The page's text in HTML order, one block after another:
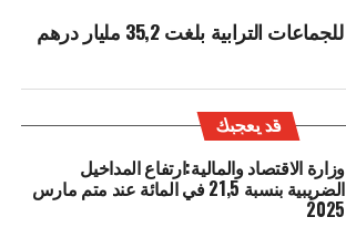
المداخيل الجبائية للجماعات الترابية بلغت 35,2 مليار درهم
قد يعجبك
وزارة الاقتصاد والمالية:ارتفاع المداخيل
الضريبية بنسبة 21,5 في المائة عند متم مارس
2025